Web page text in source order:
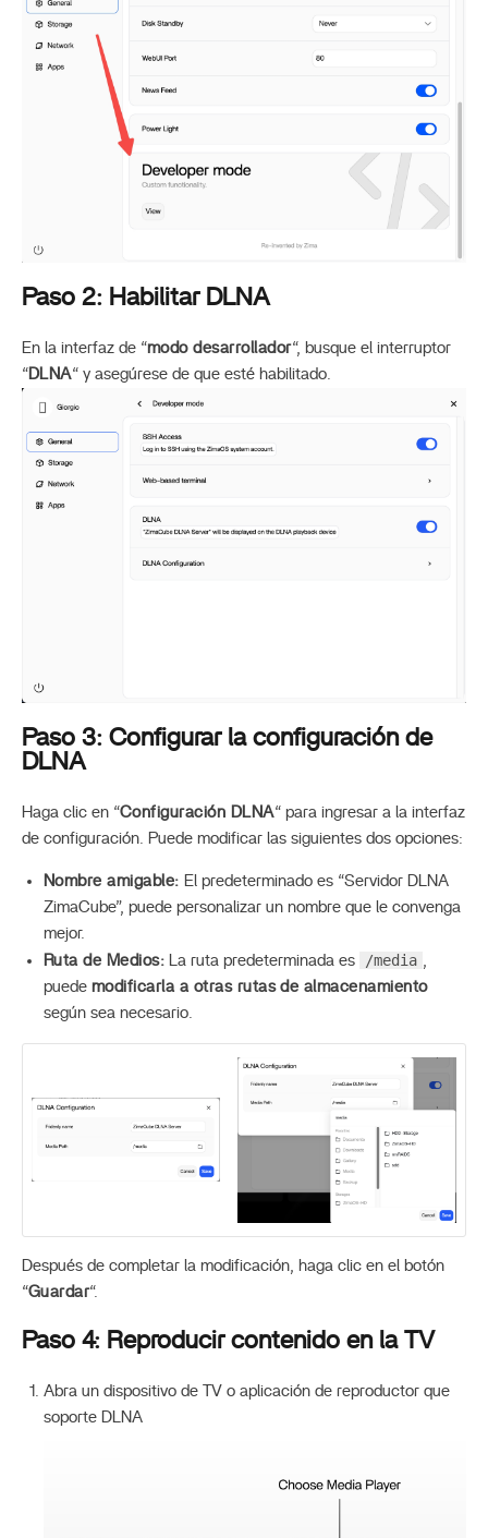
Paso 2: Habilitar DLNA
En la interfaz de “modo desarrollador“, busque el interruptor
“DLNA“ y asegúrese de que esté habilitado.
Paso 3: Configurar la configuración de
DLNA
Haga clic en “Configuración DLNA“ para ingresar a la interfaz
de configuración. Puede modificar las siguientes dos opciones:
Nombre amigable: El predeterminado es “Servidor DLNA
ZimaCube”, puede personalizar un nombre que le convenga
mejor.
Ruta de Medios: La ruta predeterminada es /media
puede modificarla a otras rutas de almacenamiento
según sea necesario.
Después de completar la modificación, haga clic en el botón
“Guardar“.
Paso 4: Reproducir contenido en la TV
Abra un dispositivo de TV o aplicación de reproductor que
soporte DLNA